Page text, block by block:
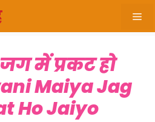
में प्रकट हो
Maiya Jag
Ho Jaiyo